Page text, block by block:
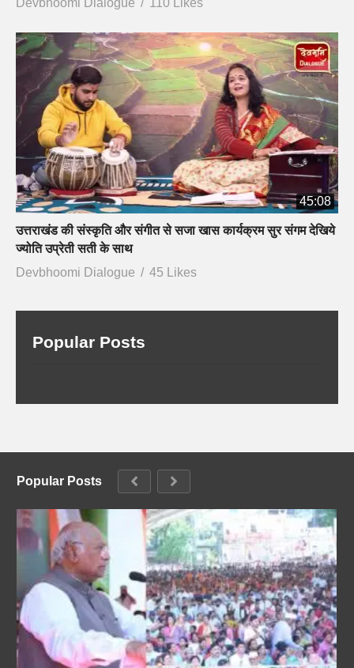
45:08
उत्तराखंड की संस्कृति और संगीत से सजा खास कार्यक्रम सुर संगम देखिये
ज्योति उप्रेती सती के साथ
Devbhoomi Dialogue
45 Likes
Popular Posts
Popular Posts